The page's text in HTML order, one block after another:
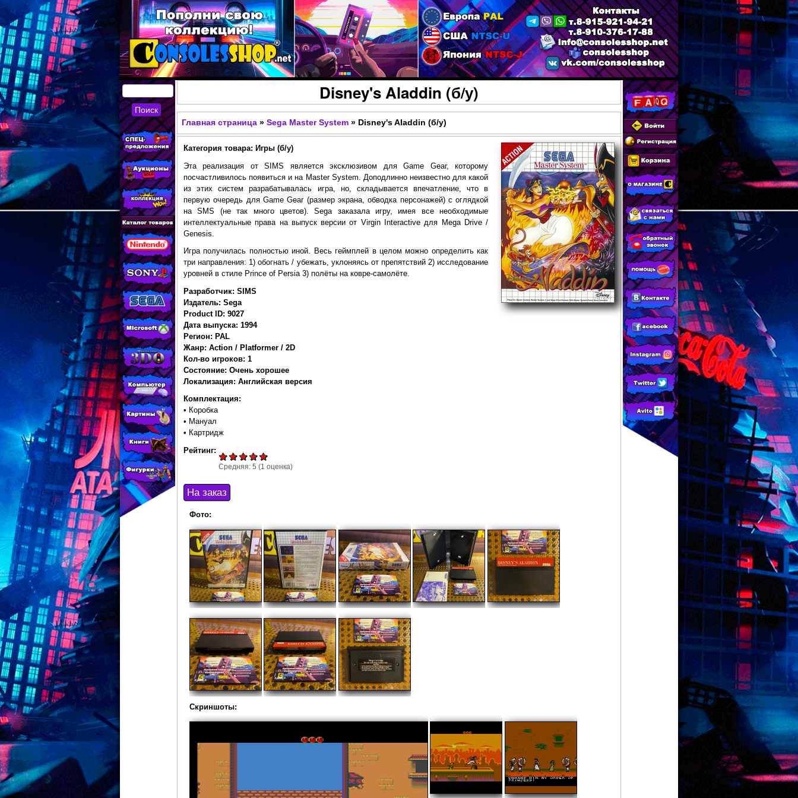
Перейти к основному
содержанию
КУПИТЬ
СОВРЕМЕННЫЕ И
РЕТРО ИГРОВЫЕ
ПРИСТАВКИ,
ИГРЫ, ФИГУРКИ,
РЕДКИЕ
КОЛЛЕКЦИОННЫЕ
ТОВАРЫ В
ИНТЕРНЕТ-
МАГАЗИНЕ
CONSOLESSHOP
Disney's Aladdin (б/у)
Вы здесь
Главная страница » Sega Master System » Disney's Aladdin (б/у)
Категория товара: Игры (б/у)
Эта реализация от SIMS является эксклюзивом для Game Gear, которому
посчастливилось появиться и на Master System. Доподлинно неизвестно для какой
из этих систем разрабатывалась игра, но, складывается впечатление, что в
первую очередь для Game Gear (размер экрана, обводка персонажей) с оглядкой
на SMS (не так много цветов). Sega заказала игру, имея все необходимые
интеллектуальные права на выпуск версии от Virgin Interactive для Mega Drive /
Genesis.
Игра получилась полностью иной. Весь геймплей в целом можно определить как
три направления: 1) обогнать / убежать, уклоняясь от препятствий 2) исследование
уровней в стиле Prince of Persia 3) полёты на ковре-самолёте.
Разработчик: SIMS
Издатель: Sega
Product ID: 9027
Дата выпуска: 1994
Регион: PAL
Жанр: Action / Platformer / 2D
Кол-во игроков: 1
Состояние: Очень хорошее
Локализация: Английская версия
Комплектация:
• Коробка
• Мануал
• Картридж
Рейтинг:
Средняя: 5 (1 оценка)
Фото:
Скриншоты: